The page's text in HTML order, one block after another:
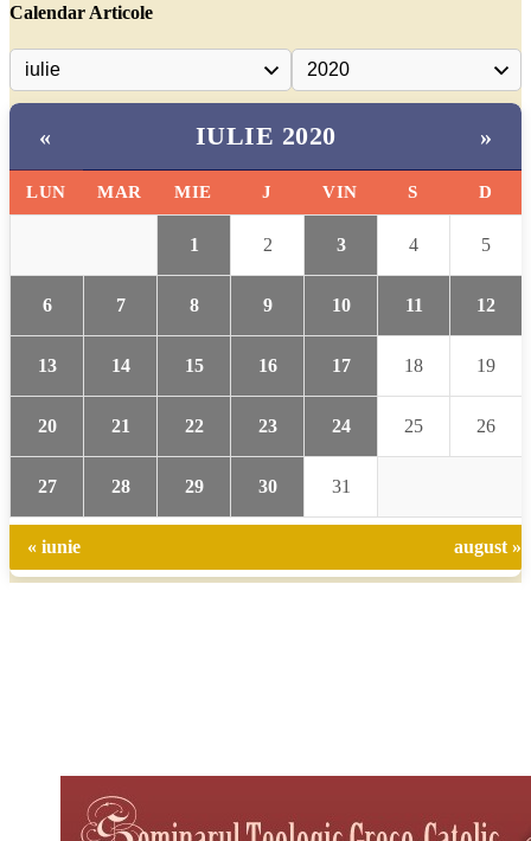
Calendar Articole
« IULIE 2020 »
LUN MAR MIE J VIN S D
1 2 3 4 5
6 7 8 9 10 11 12
13 14 15 16 17 18 19
20 21 22 23 24 25 26
27 28 29 30 31
« iunie august »